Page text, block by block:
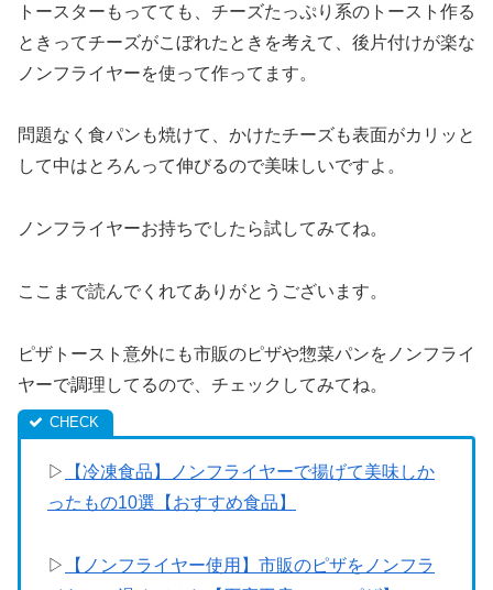
トースターもってても、チーズたっぷり系のトースト作る
ときってチーズがこぼれたときを考えて、後片付けが楽な
ノンフライヤーを使って作ってます。
問題なく食パンも焼けて、かけたチーズも表面がカリッと
して中はとろんって伸びるので美味しいですよ。
ノンフライヤーお持ちでしたら試してみてね。
ここまで読んでくれてありがとうございます。
ピザトースト意外にも市販のピザや惣菜パンをノンフライ
ヤーで調理してるので、チェックしてみてね。
▷
【冷凍食品】ノンフライヤーで揚げて美味しか
ったもの10選【おすすめ食品】
▷
【ノンフライヤー使用】市販のピザをノンフラ